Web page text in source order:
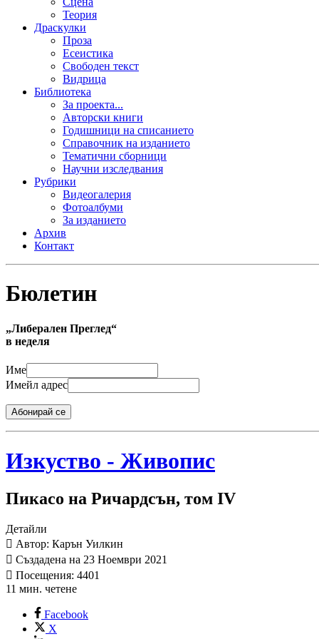
Теория
Драскулки
Проза
Есеистика
Свободен текст
Видрица
Библиотека
За проекта...
Авторски книги
Годишници на списанието
Справочник на изданието
Тематични сборници
Научни изследвания
Рубрики
Видеогалерия
Фотоалбуми
За изданието
Архив
Контакт
Бюлетин
„Либерален Преглед“
в неделя
Име
Имейл адрес
Абонирай се
Изкуство - Живопис
Пикасо на Ричардсън, том IV
Детайли
Автор: Карън Уилкин
Създадена на 23 Ноември 2021
Посещения: 4401
11 мин. четене
Facebook
X